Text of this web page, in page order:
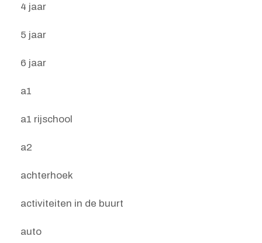
4 jaar
5 jaar
6 jaar
a1
a1 rijschool
a2
achterhoek
activiteiten in de buurt
auto